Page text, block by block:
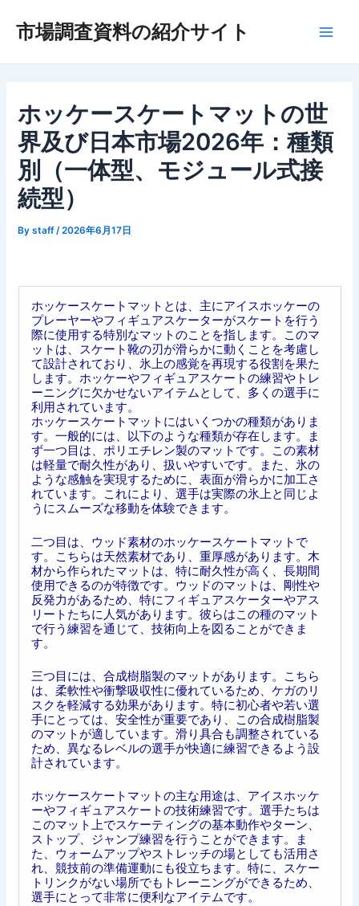
市場調査資料の紹介サイト
ホッケースケートマットの世
界及び日本市場2026年：種類
別（一体型、モジュール式接
続型）
Bystaff /2026年6月17日
ホッケースケートマットとは、主にアイスホッケーの
プレーヤーやフィギュアスケーターがスケートを行う
際に使用する特別なマットのことを指します。このマ
ットは、スケート靴の刃が滑らかに動くことを考慮し
て設計されており、氷上の感覚を再現する役割を果た
します。ホッケーやフィギュアスケートの練習やトレ
ーニングに欠かせないアイテムとして、多くの選手に
利用されています。
ホッケースケートマットにはいくつかの種類がありま
す。一般的には、以下のような種類が存在します。ま
ず一つ目は、ポリエチレン製のマットです。この素材
は軽量で耐久性があり、扱いやすいです。また、氷の
ような感触を実現するために、表面が滑らかに加工さ
れています。これにより、選手は実際の氷上と同じよ
うにスムーズな移動を体験できます。
二つ目は、ウッド素材のホッケースケートマットで
す。こちらは天然素材であり、重厚感があります。木
材から作られたマットは、特に耐久性が高く、長期間
使用できるのが特徴です。ウッドのマットは、剛性や
反発力があるため、特にフィギュアスケーターやアス
リートたちに人気があります。彼らはこの種のマット
で行う練習を通じて、技術向上を図ることができま
す。
三つ目には、合成樹脂製のマットがあります。こちら
は、柔軟性や衝撃吸収性に優れているため、ケガのリ
スクを軽減する効果があります。特に初心者や若い選
手にとっては、安全性が重要であり、この合成樹脂製
のマットが適しています。滑り具合も調整されている
ため、異なるレベルの選手が快適に練習できるよう設
計されています。
ホッケースケートマットの主な用途は、アイスホッケ
ーやフィギュアスケートの技術練習です。選手たちは
このマット上でスケーティングの基本動作やターン、
ストップ、ジャンプ練習を行うことができます。ま
た、ウォームアップやストレッチの場としても活用さ
れ、競技前の準備運動にも役立ちます。特に、スケー
トリンクがない場所でもトレーニングができるため、
選手にとって非常に便利なアイテムです。